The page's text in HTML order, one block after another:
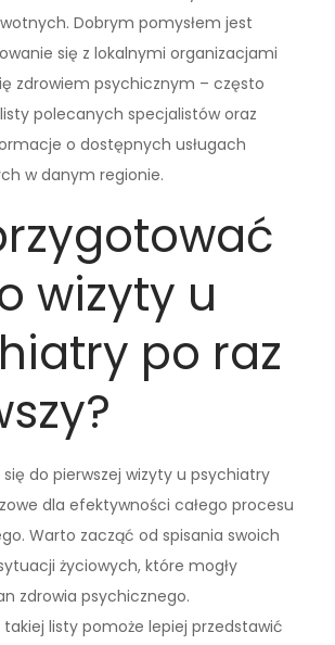
Dobrym pomysłem jest
się z lokalnymi organizacjami
zdrowiem psychicznym – często
polecanych specjalistów oraz
o dostępnych usługach
w danym regionie.
wizyty u
po raz
do pierwszej wizyty u psychiatry
dla efektywności całego procesu
Warto zacząć od spisania swoich
życiowych, które mogły
zdrowia psychicznego.
listy pomoże lepiej przedstawić